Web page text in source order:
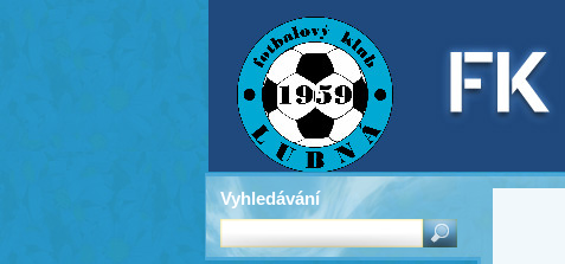
Vyhledávání